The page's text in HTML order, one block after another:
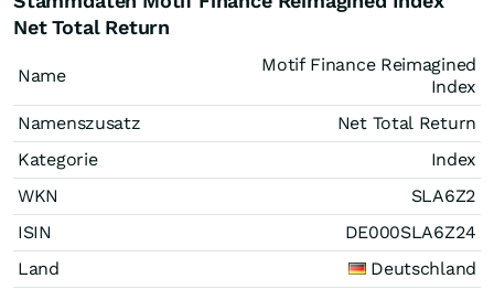
Net Total Return
Name
Motif Finance Reimagined
Index
Namenszusatz
Net Total Return
Kategorie
Index
WKN
SLA6Z2
ISIN
DE000SLA6Z24
Land
Deutschland